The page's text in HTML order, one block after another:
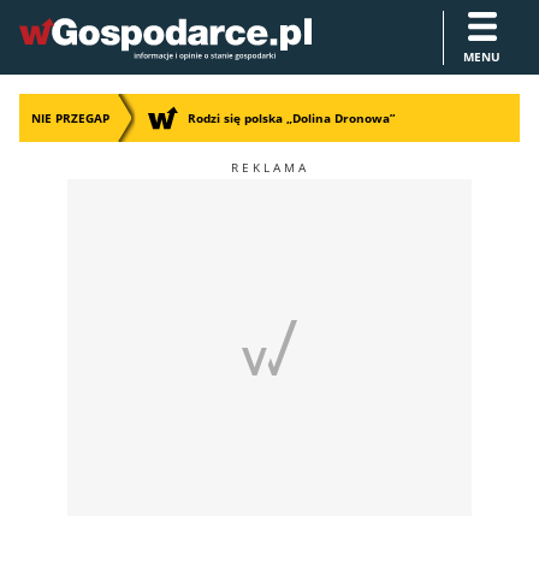
MENU
NIE PRZEGAP Rodzi się polska „Dolina Dronowa”